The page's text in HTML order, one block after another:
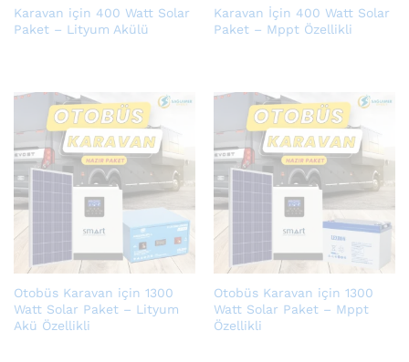
Karavan için 400 Watt Solar
Paket – Lityum Akülü
Karavan İçin 400 Watt Solar
Paket – Mppt Özellikli
Otobüs Karavan için 1300
Watt Solar Paket – Lityum
Akü Özellikli
Otobüs Karavan için 1300
Watt Solar Paket – Mppt
Özellikli